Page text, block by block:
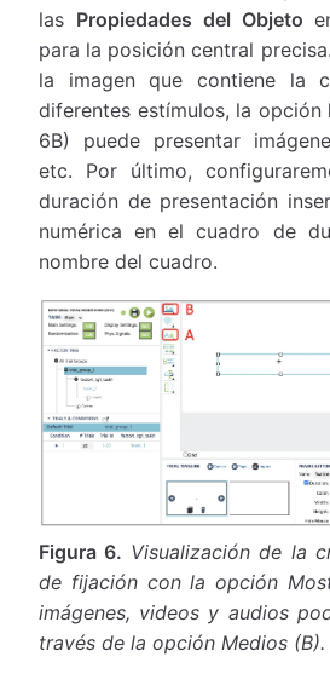
las Propiedades del Objeto
para la posición central
la imagen que contiene la
diferentes estímulos, la opción
6B) puede presentar
etc. Por último,
duración de presentación
numérica en el cuadro de
nombre del cuadro.
Figura 6. Visualización de la
de fijación con la opción
imágenes, videos y audios
través de la opción Medios (B).